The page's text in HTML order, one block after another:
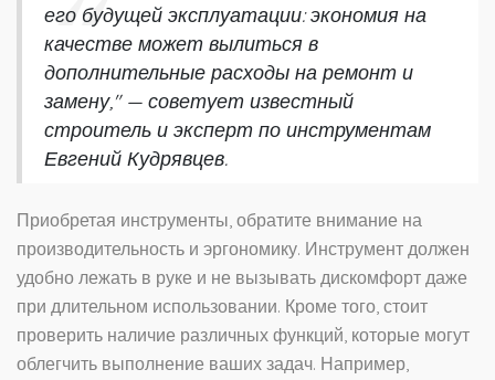
его будущей эксплуатации: экономия на
качестве может вылиться в
дополнительные расходы на ремонт и
замену," — советует известный
строитель и эксперт по инструментам
Евгений Кудрявцев.
Приобретая инструменты, обратите внимание на
производительность и эргономику. Инструмент должен
удобно лежать в руке и не вызывать дискомфорт даже
при длительном использовании. Кроме того, стоит
проверить наличие различных функций, которые могут
облегчить выполнение ваших задач. Например,